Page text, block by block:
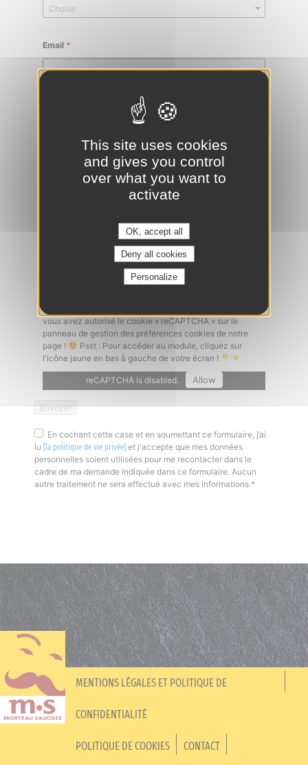
Choisir
Email *
Ajouter un CV*
Un problème à l'envoi de votre candidature ? Vérifiez que
vous avez autorisé le cookie « reCAPTCHA » sur le
panneau de gestion des préférences cookies de notre
page !
Psst : Pour accéder au module, cliquez sur
l'icône jaune en bas à gauche de votre écran !
reCAPTCHA is disabled. Allow
En cochant cette case et en soumettant ce formulaire, j’ai
lu
[la politique de vie privée] et j'accepte que mes données
personnelles soient utilisées pour me recontacter dans le
cadre de ma demande indiquée dans ce formulaire. Aucun
autre traitement ne sera effectué avec mes informations.*
MENTIONS LÉGALES ET POLITIQUE DE
CONFIDENTIALITÉ
POLITIQUE DE COOKIES CONTACT
This site uses cookies
and gives you control
over what you want to
activate
OK, accept all
Deny all cookies
Personalize